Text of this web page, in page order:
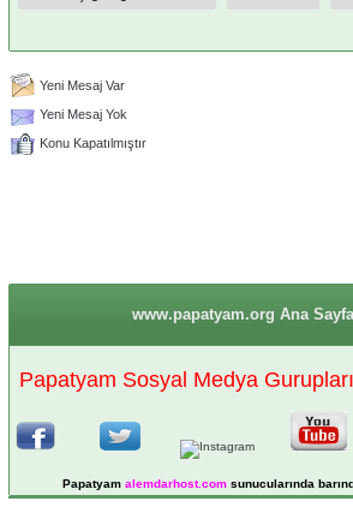
Yeni Mesaj Var
Yeni Mesaj Yok
Konu Kapatılmıştır
www.papatyam.org Ana Sayfa
Papatyam Sosyal Medya
Papatyam alemdarhost.comsunucularında